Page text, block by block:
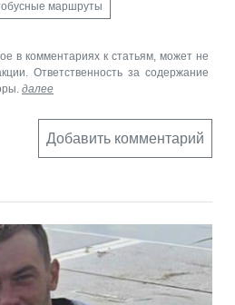
маршруты
в комментариях к статьям, может не
Ответственность за содержание
далее
Добавить комментарий